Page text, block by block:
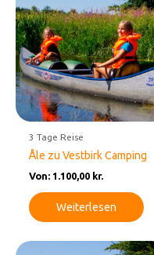
3 Tage Reise
Åle zu Vestbirk Camping
Von: 1.100,00 kr.
Weiterlesen